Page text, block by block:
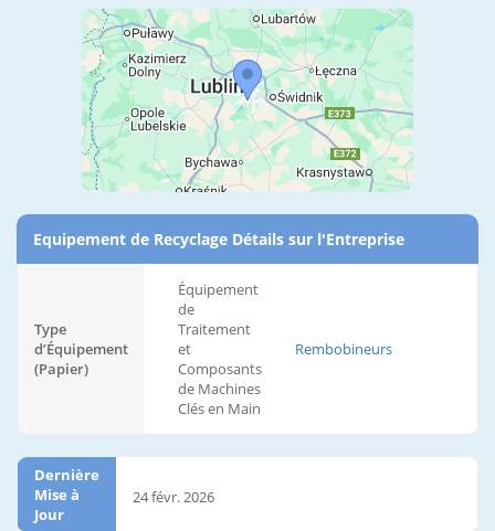
Equipement de Recyclage Détails sur l'Entreprise
Type
d’Équipement
(Papier)
Équipement
de
Traitement
et
Composants
de Machines
Clés en Main
Rembobineurs
Dernière
Mise à
Jour
24 févr. 2026